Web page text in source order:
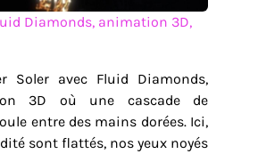
Diamonds, animation 3D,
Soler avec Fluid Diamonds,
3D où une cascade de
entre des mains dorées. Ici,
sont flattés, nos yeux noyés